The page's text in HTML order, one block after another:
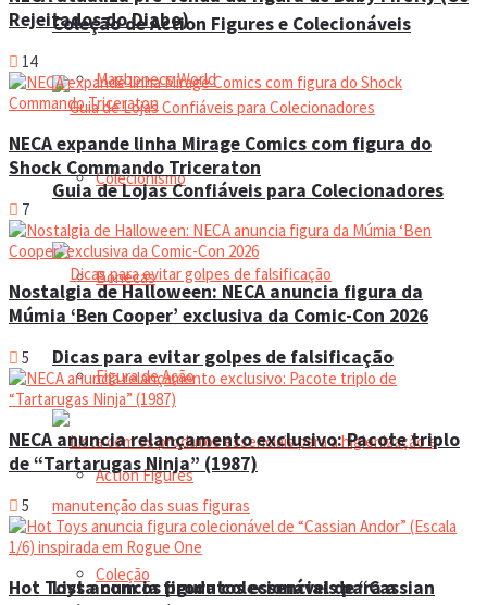
Magbonecs World
Colecionismo
Bonecas
Figura de Ação
Action Figures
Coleção
Coleção de Action Figures e Colecionáveis
Guia de Lojas Confiáveis para Colecionadores
Dicas para evitar golpes de falsificação
Lista com os produtos essenciais para a
Rejeitados do Diabo)
14
NECA expande linha Mirage Comics com figura do
Shock Commando Triceraton
7
Nostalgia de Halloween: NECA anuncia figura da
Múmia ‘Ben Cooper’ exclusiva da Comic-Con 2026
5
NECA anuncia relançamento exclusivo: Pacote triplo
de “Tartarugas Ninja” (1987)
5
Hot Toys anuncia figura colecionável de “Cassian